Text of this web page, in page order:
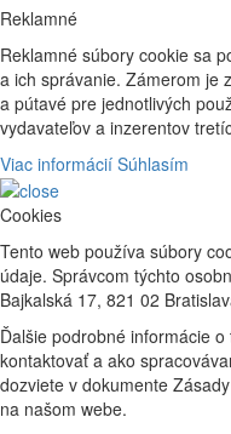
Reklamné
Reklamné súbory cookie sa
a ich správanie. Zámerom je
a pútavé pre jednotlivých
vydavateľov a inzerentov
Viac informácií Súhlasím
Cookies
Tento web používa súbory
údaje. Správcom týchto
Bajkalská 17, 821 02
Ďalšie podrobné informácie
kontaktovať a ako
dozviete v dokumente
na našom webe.